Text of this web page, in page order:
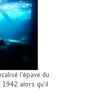
l'épave du
alors qu'il